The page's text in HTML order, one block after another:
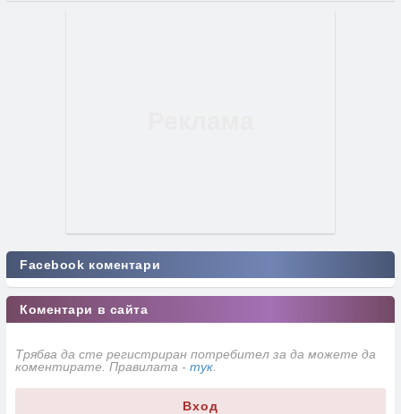
Facebook коментари
Коментари в сайта
Трябва да сте регистриран потребител за да можете да
коментирате. Правилата - тук
Вход